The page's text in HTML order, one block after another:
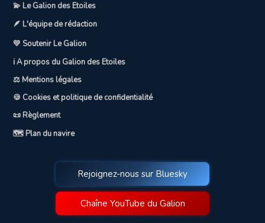
💫 Le Galion des Etoiles
🪶 L'équipe de rédaction
💛 Soutenir Le Galion
ℹ️ A propos du Galion des Etoiles
⚖️ Mentions légales
🍪 Cookies et politique de confidentialité
📜 Règlement
🗺️ Plan du navire
Rejoignez-nous sur Bluesky
Chaîne YouTube du Galion